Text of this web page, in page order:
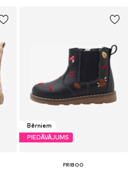
Bērniem
PIEDĀVĀJUMS
FRIBOO